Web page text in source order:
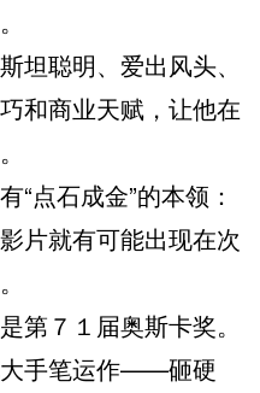
聪明、爱出风头、
和商业天赋，让他在
点石成金”的本领：
片就有可能出现在次
７１届奥斯卡奖。
大手笔运作——砸硬